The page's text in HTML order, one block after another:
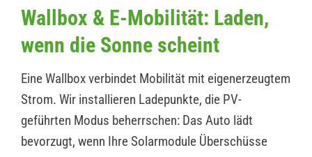
Wallbox & E-Mobilität: Laden,
wenn die Sonne scheint
Eine Wallbox verbindet Mobilität mit eigenerzeugtem
Strom. Wir installieren Ladepunkte, die PV-
geführten Modus beherrschen: Das Auto lädt
bevorzugt, wenn Ihre Solarmodule Überschüsse